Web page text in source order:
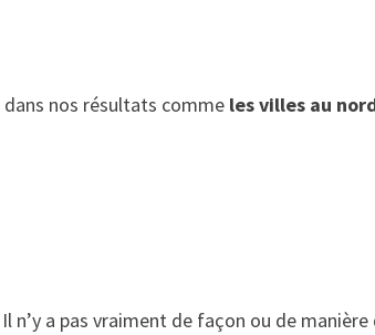
dans nos résultats comme les villes au
n’y a pas vraiment de façon ou de